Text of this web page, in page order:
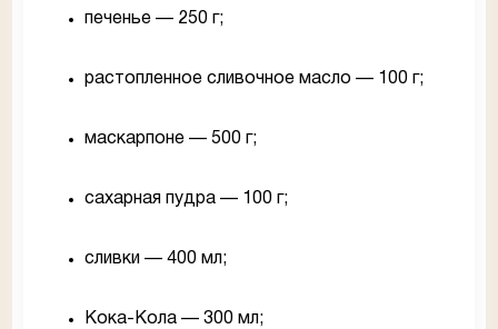
печенье — 250 г;
растопленное сливочное масло — 100 г;
маскарпоне — 500 г;
сахарная пудра — 100 г;
сливки — 400 мл;
Кока-Кола — 300 мл;